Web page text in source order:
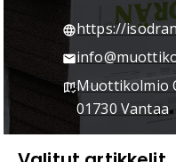
https://
Muottikolmio
01730 Vantaa